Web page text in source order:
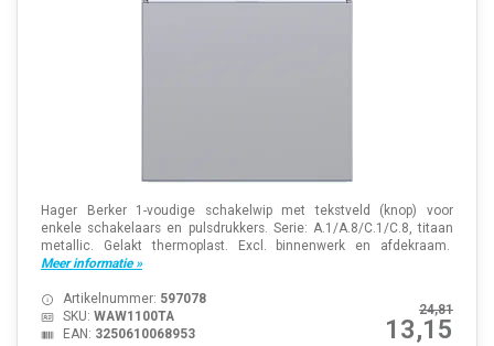
Hager Berker 1-voudige schakelwip met tekstveld (knop) voor
enkele schakelaars en pulsdrukkers. Serie: A.1/A.8/C.1/C.8, titaan
metallic. Gelakt thermoplast. Excl. binnenwerk en afdekraam.
Meer informatie »
24,81
13,15
Artikelnummer: 597078
SKU: WAW1100TA
EAN: 3250610068953